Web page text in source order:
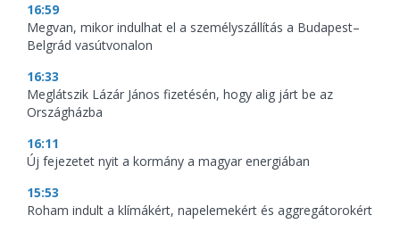
16:59
Megvan, mikor indulhat el a személyszállítás a Budapest–
Belgrád vasútvonalon
16:33
Meglátszik Lázár János fizetésén, hogy alig járt be az
Országházba
16:11
Új fejezetet nyit a kormány a magyar energiában
15:53
Roham indult a klímákért, napelemekért és aggregátorokért